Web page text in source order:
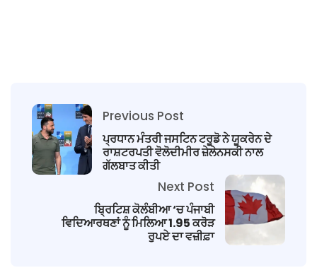
Previous Post
ਪ੍ਰਧਾਨ ਮੰਤਰੀ ਜਸਟਿਨ ਟਰੂਡੋ ਨੇ ਯੂਕਰੇਨ ਦੇ
ਰਾਸ਼ਟਰਪਤੀ ਵੋਲੋਦੀਮੀਰ ਜ਼ੇਲੇਨਸਕੀ ਨਾਲ
ਗੱਲਬਾਤ ਕੀਤੀ
Next Post
ਬ੍ਰਿਟਿਸ਼ ਕੋਲੰਬੀਆ ‘ਚ ਪੰਜਾਬੀ
ਵਿਦਿਆਰਥਣਾਂ ਨੂੰ ਮਿਲਿਆ 1.95 ਕਰੋੜ
ਰੁਪਏ ਦਾ ਵਜ਼ੀਫ਼ਾ